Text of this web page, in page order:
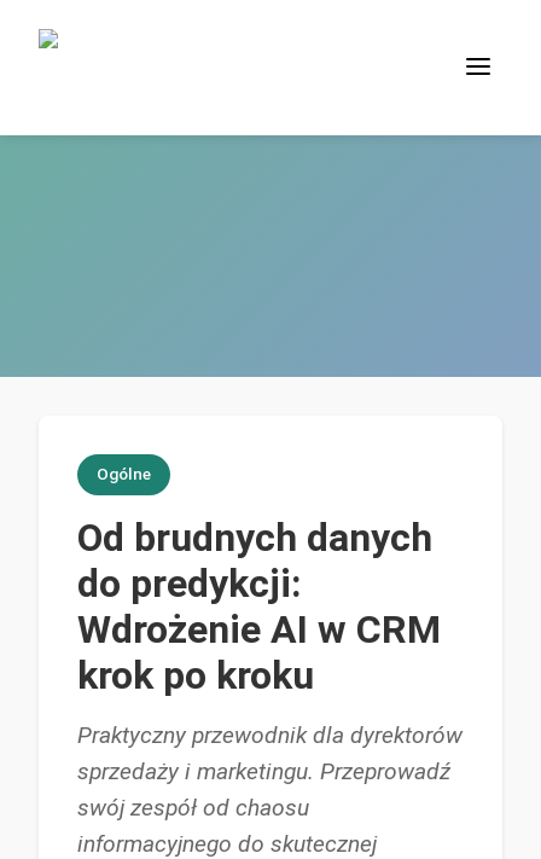
Ogólne
Od brudnych danych
do predykcji:
Wdrożenie AI w CRM
krok po kroku
Praktyczny przewodnik dla dyrektorów
sprzedaży i marketingu. Przeprowadź
swój zespół od chaosu
informacyjnego do skutecznej